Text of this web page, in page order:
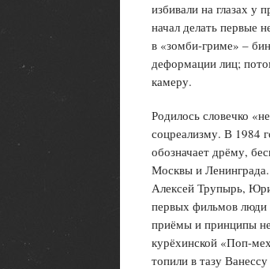
избивали на глазах
начал делать первые
в «зомби-гриме» –
деформации лиц;
камеру.
Родилось словечко
соцреализму. В 1984
обозначает дрёму,
Москвы и
Алексей Трупырь,
первых фильмов люди
приёмы и принципы
курёхинской «Поп-
топили в тазу